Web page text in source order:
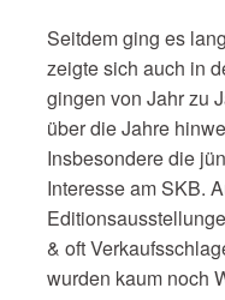
Seitdem ging es
zeigte sich auch in
gingen von Jahr zu
über die Jahre
Insbesondere die
Interesse am SKB.
& oft
wurden kaum noch